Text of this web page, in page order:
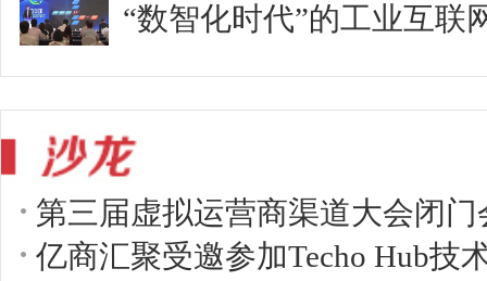
“数智化时代”的工业互联
第三届虚拟运营商渠道大会闭
亿商汇聚受邀参加Techo Hub技